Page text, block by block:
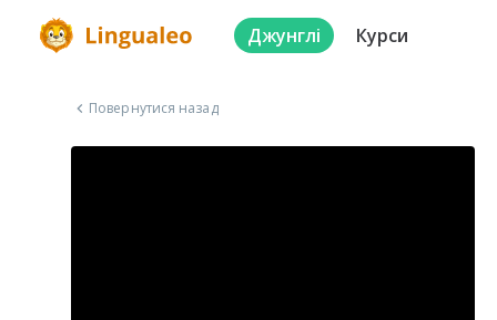
Джунглі Курси
Повернутися назад